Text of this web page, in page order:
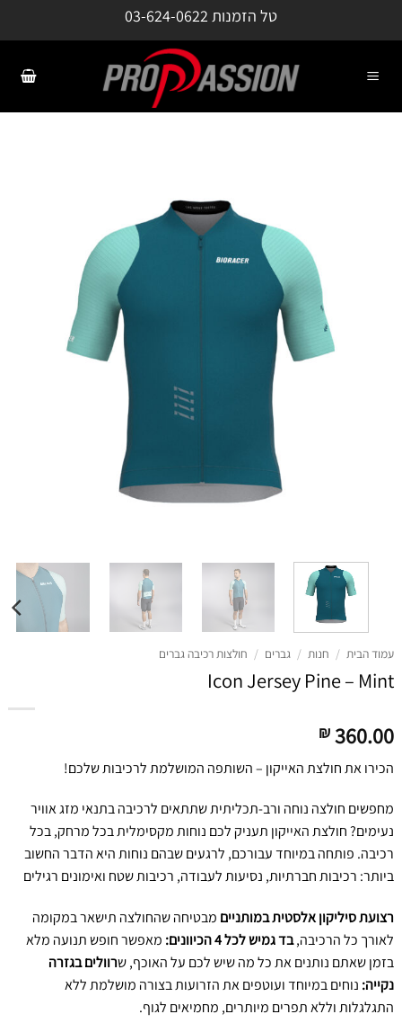
טל הזמנות 03-624-0622
עמוד הבית / חנות / גברים / חולצות רכיבה גברים
Icon Jersey Pine – Mint
₪ 360.00
הכירו את חולצת האייקון – השותפה המושלמת לרכיבות שלכם!
מחפשים חולצה נוחה ורב-תכליתית שתתאים לרכיבה בתנאי מזג אוויר
נעימים? חולצת האייקון תעניק לכם נוחות מקסימלית בכל מרחק, בכל
רכיבה. פותחה במיוחד עבורכם, לרגעים שבהם נוחות היא הדבר החשוב
ביותר: רכיבות חברתיות, נסיעות לעבודה, רכיבות שטח ואימונים רגילים
רצועת סיליקון אלסטית במותניים מבטיחה שהחולצה תישאר במקומה
לאורך כל הרכיבה,בד גמיש לכל 4 הכיוונים : מאפשר חופש תנועה מלא
בזמן שאתם נותנים את כל מה שיש לכם על האוכף, שרוולים בגזרה
נקייה: נוחים במיוחד ועוטפים את הזרועות בצורה מושלמת ללא
התגלגלות וללא תפרים מיותרים, מחמיאים לגוף.